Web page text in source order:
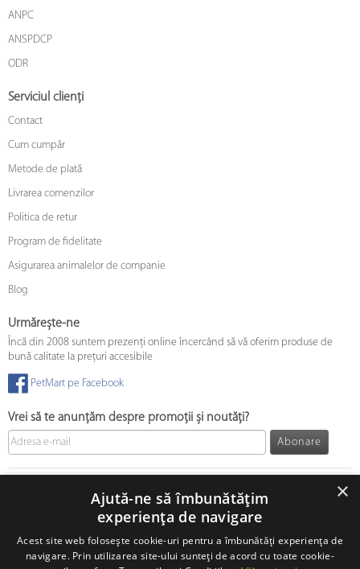
ANPC
ANSPDCP
ODR
Serviciul clienți
Contact
Cum cumpăr
Metode de plată
Livrarea comenzilor
Politica de retur
Program de fidelitate
Asigurarea animalelor de companie
Blog
Urmărește-ne
Încă din 2008 suntem prezenți online încercând să vă oferim produse de
bună calitate la prețuri accesibile
PetMart pe Facebook
Vrei să te anunțăm despre promoții și noutăți?
Abonare
×
Ajută-ne să îmbunătățim
experiența de navigare
Acest site web folosește cookie-uri pentru a îmbunătăți experiența de
navigare. Prin utilizarea site-ului sunteți de acord cu toate cookie-